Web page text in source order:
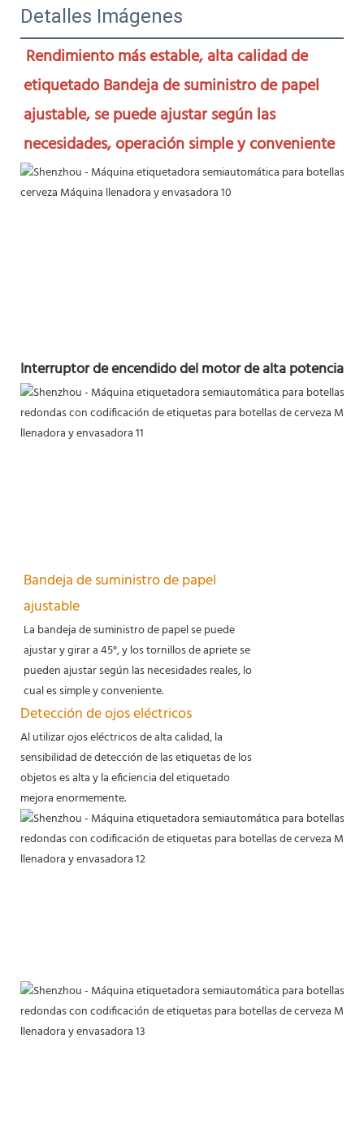
Detalles Imágenes
Rendimiento más estable, alta calidad de
etiquetado Bandeja de suministro de papel
ajustable, se puede ajustar según las
necesidades, operación simple y conveniente
Interruptor de encendido del motor de alta potencia
Bandeja de suministro de papel
ajustable
La bandeja de suministro de papel se puede
ajustar y girar a 45°, y los tornillos de apriete se
pueden ajustar según las necesidades reales, lo
cual es simple y conveniente.
Detección de ojos eléctricos
Al utilizar ojos eléctricos de alta calidad, la
sensibilidad de detección de las etiquetas de los
objetos es alta y la eficiencia del etiquetado
mejora enormemente.